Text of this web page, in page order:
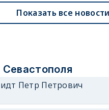
Показать все новости
Петр Петрович